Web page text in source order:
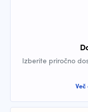
Izberite priročno